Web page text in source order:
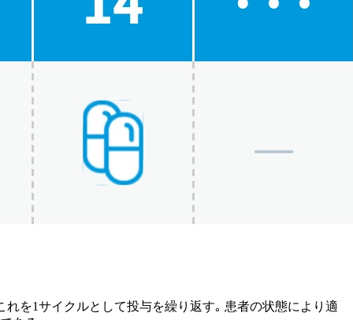
を1サイクルとして投与を繰り返す｡ 患者の状態により適